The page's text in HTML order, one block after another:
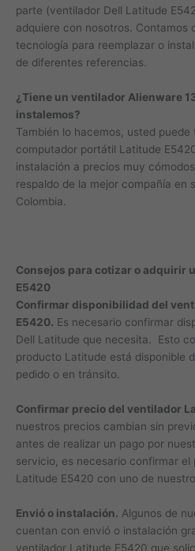
parte (ventilador Dell Latitude
adquiere con nosotros. Contamos
tecnología para reemplazar o
de diferentes referencias.
¿Tiene un ventilador Alienware
instalemos?
También lo hacemos, usted
computador portátil Latitude
instalación a precios muy
respaldo de la mejor compañía en
Colombia.
Consejos para cotizar o adquirir
E5420
Confirmar disponibilidad del
E5420. Es necesario confirmar
Dell Latitude que necesita. Esto
producto Latitude está disponible
pedido o en tránsito.
Confirmar precio del ventilador
nuestros precios cambian sin
antes de realizar un pago por
servicio, es necesario confirmar el
Latitude E5420 con uno de
Envió o instalación. Algunos de
cuentan con envió o instalación
ventilador Latitude E5420 que